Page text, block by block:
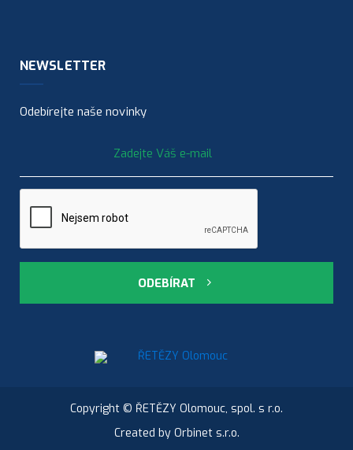
NEWSLETTER
Odebírejte naše novinky
ODEBÍRAT
Copyright © ŘETĚZY Olomouc, spol. s r.o.
Created by Orbinet s.r.o.